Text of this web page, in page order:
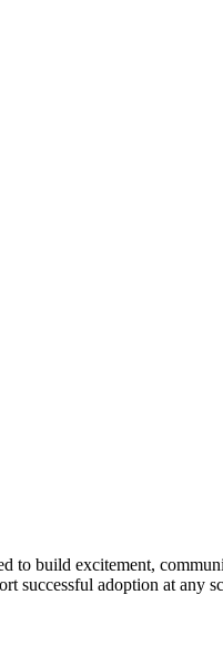
build excitement,
successful adoption at any